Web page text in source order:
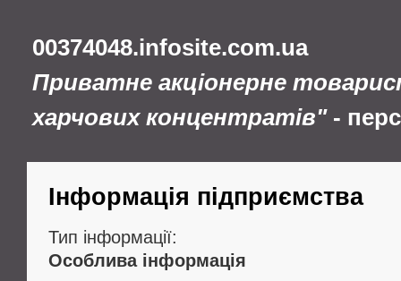
00374048.infosite.com.ua
Приватне акціонерне
харчових концентратів"-
Інформація підприємства
Тип інформації:
Особлива інформація